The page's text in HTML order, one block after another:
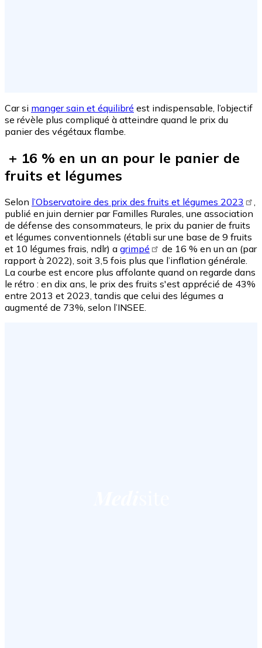
Car si manger sain et équilibré est indispensable, l’objectif
se révèle plus compliqué à atteindre quand le prix du
panier des végétaux flambe.
+ 16 % en un an pour le panier de
fruits et légumes
Selon l’Observatoire des prix des fruits et légumes 2023
,
publié en juin dernier par Familles Rurales, une association
de défense des consommateurs, le prix du panier de fruits
et légumes conventionnels (établi sur une base de 9 fruits
et 10 légumes frais, ndlr) a grimpé
de 16 % en un an (par
rapport à 2022), soit 3,5 fois plus que l’inflation générale.
La courbe est encore plus affolante quand on regarde dans
le rétro : en dix ans, le prix des fruits s'est apprécié de 43%
entre 2013 et 2023, tandis que celui des légumes a
augmenté de 73%, selon l’INSEE.